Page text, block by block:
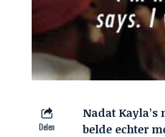
Delen
Nadat
belde echter